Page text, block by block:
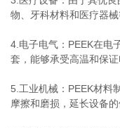
物、牙科材料和医疗器械
4.电子电气：PEEK在电
套，能够承受高温和保证
5.工业机械：PEEK材料
摩擦和磨损，延长设备的